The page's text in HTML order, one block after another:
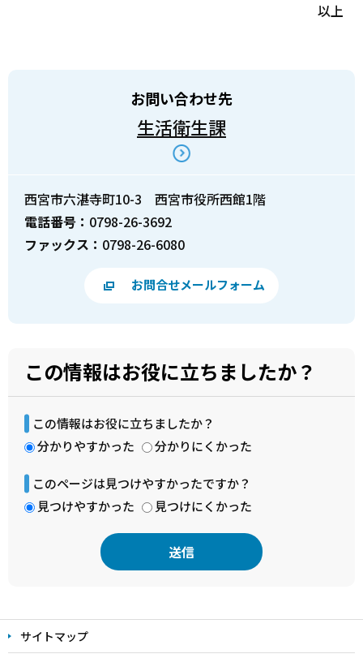
以上
お問い合わせ先
生活衛生課
西宮市六湛寺町10-3 西宮市役所西館1階
電話番号： 0798-26-3692
ファックス： 0798-26-6080
お問合せメールフォーム
この情報はお役に立ちましたか？
この情報はお役に立ちましたか？
分かりやすかった
分かりにくかった
このページは見つけやすかったですか？
見つけやすかった
見つけにくかった
文
こ サイトマップ